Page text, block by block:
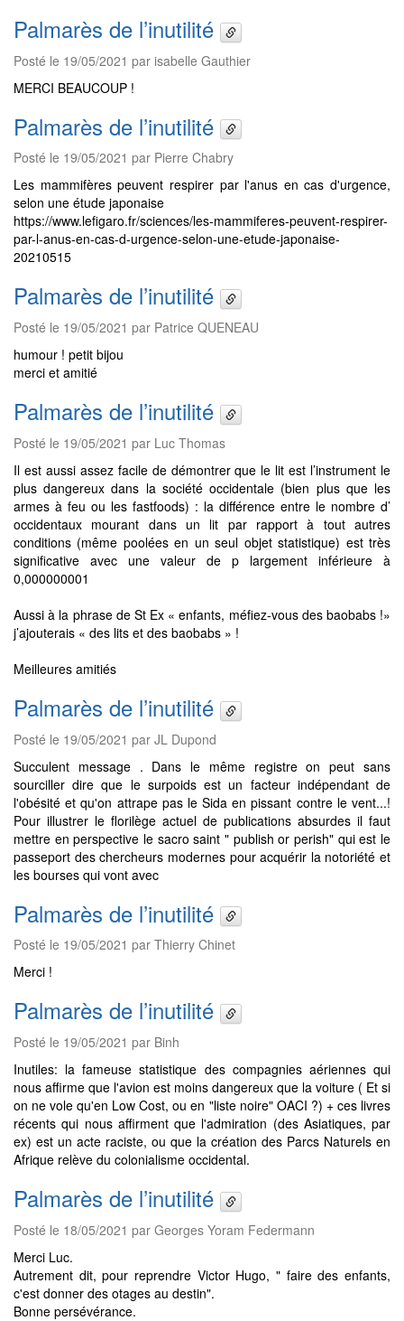
Palmarès de l’inutilité
Posté le 19/05/2021 par isabelle Gauthier
MERCI BEAUCOUP !
Palmarès de l’inutilité
Posté le 19/05/2021 par Pierre Chabry
Les mammifères peuvent respirer par l'anus en cas d'urgence,
selon une étude japonaise
https://www.lefigaro.fr/sciences/les-mammiferes-peuvent-respirer-
par-l-anus-en-cas-d-urgence-selon-une-etude-japonaise-
20210515
Palmarès de l’inutilité
Posté le 19/05/2021 par Patrice QUENEAU
humour ! petit bijou
merci et amitié
Palmarès de l’inutilité
Posté le 19/05/2021 par Luc Thomas
Il est aussi assez facile de démontrer que le lit est l’instrument le
plus dangereux dans la société occidentale (bien plus que les
armes à feu ou les fastfoods) : la différence entre le nombre d’
occidentaux mourant dans un lit par rapport à tout autres
conditions (même poolées en un seul objet statistique) est très
significative avec une valeur de p largement inférieure à
0,000000001
Aussi à la phrase de St Ex « enfants, méfiez-vous des baobabs !»
j’ajouterais « des lits et des baobabs » !
Meilleures amitiés
Palmarès de l’inutilité
Posté le 19/05/2021 par JL Dupond
Succulent message . Dans le même registre on peut sans
sourciller dire que le surpoids est un facteur indépendant de
l'obésité et qu'on attrape pas le Sida en pissant contre le vent...!
Pour illustrer le florilège actuel de publications absurdes il faut
mettre en perspective le sacro saint " publish or perish" qui est le
passeport des chercheurs modernes pour acquérir la notoriété et
les bourses qui vont avec
Palmarès de l’inutilité
Posté le 19/05/2021 par Thierry Chinet
Merci !
Palmarès de l’inutilité
Posté le 19/05/2021 par Binh
Inutiles: la fameuse statistique des compagnies aériennes qui
nous affirme que l'avion est moins dangereux que la voiture ( Et si
on ne vole qu'en Low Cost, ou en "liste noire" OACI ?) + ces livres
récents qui nous affirment que l'admiration (des Asiatiques, par
ex) est un acte raciste, ou que la création des Parcs Naturels en
Afrique relève du colonialisme occidental.
Palmarès de l’inutilité
Posté le 18/05/2021 par Georges Yoram Federmann
Merci Luc.
Autrement dit, pour reprendre Victor Hugo, " faire des enfants,
c'est donner des otages au destin".
Bonne persévérance.